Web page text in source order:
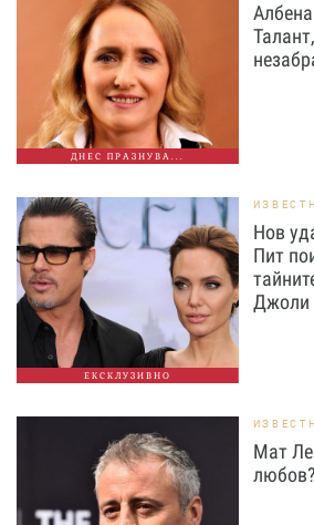
ДНЕС ПРАЗНУВА...
ЕКСКЛУЗИВНО
Нов
Пит
Джоли
Мат
любов?